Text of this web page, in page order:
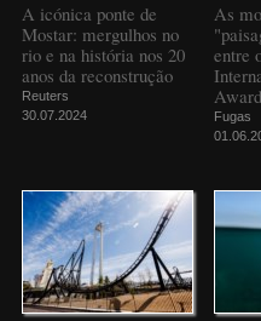
A icónica ponte de
Mostar: mergulhos no
rio e na história nos 20
anos da reconstrução
Reuters
30.07.2024
As
entre
Fugas